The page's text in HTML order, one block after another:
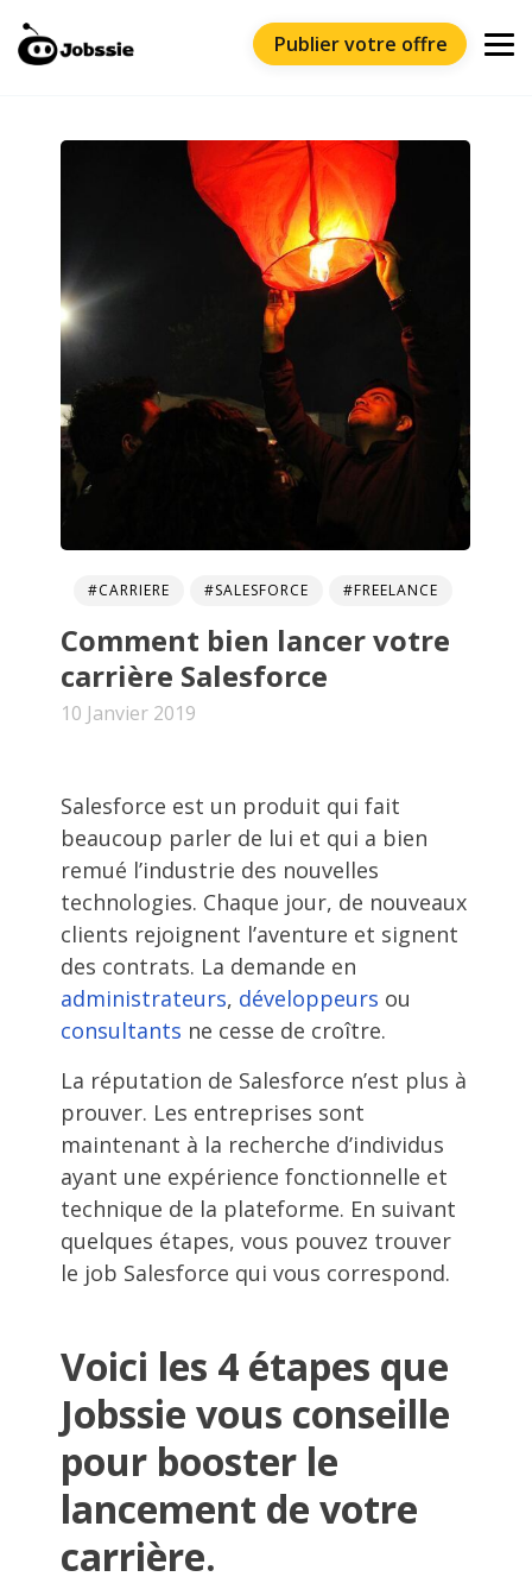
Publier votre offre
#CARRIERE #SALESFORCE #FREELANCE
Comment bien lancer votre
carrière Salesforce
10 Janvier 2019
Salesforce est un produit qui fait
beaucoup parler de lui et qui a bien
remué l’industrie des nouvelles
technologies. Chaque jour, de nouveaux
clients rejoignent l’aventure et signent
des contrats. La demande en
administrateurs, développeurs ou
consultants ne cesse de croître.
La réputation de Salesforce n’est plus à
prouver. Les entreprises sont
maintenant à la recherche d’individus
ayant une expérience fonctionnelle et
technique de la plateforme. En suivant
quelques étapes, vous pouvez trouver
le job Salesforce qui vous correspond.
Voici les 4 étapes que
Jobssie vous conseille
pour booster le
lancement de votre
carrière.